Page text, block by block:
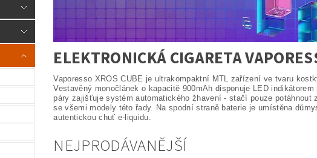
ELEKTRONICKÁ CIGARETA
Vaporesso XROS CUBE je ultrakompaktní MTL zařízení ve tvaru
Vestavěný monočlánek o kapacitě 900mAh disponuje LED
páry zajišťuje systém automatického žhavení - stačí pouze
se všemi modely této řady. Na spodní straně baterie je umístěna
autentickou chuť e-liquidu.
NEJPRODÁVANĚJŠÍ